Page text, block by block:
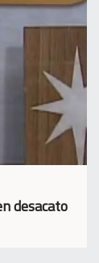
desacato